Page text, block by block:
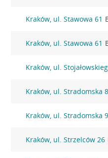
Kraków, ul. Stawowa 61
Kraków, ul. Stawowa 61
Kraków, ul.
Kraków, ul. Stradomska 8
Kraków, ul. Stradomska 9
Kraków, ul. Strzelców 26